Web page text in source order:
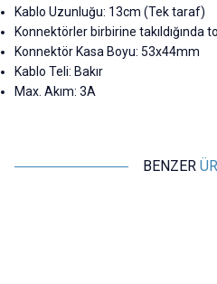
Kablo Uzunluğu: 13cm (Tek taraf)
Konnektörler birbirine takıldığında
Konnektör Kasa Boyu: 53x44mm
Kablo Teli: Bakır
Max. Akım: 3A
BENZER